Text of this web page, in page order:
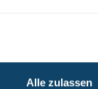
Alle zulassen
Rubrik